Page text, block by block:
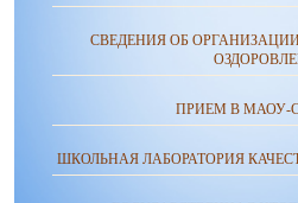
СВЕДЕНИЯ ОБ
ПРИЕМ В МАОУ-
ШКОЛЬНАЯ ЛАБОРАТОРИЯ